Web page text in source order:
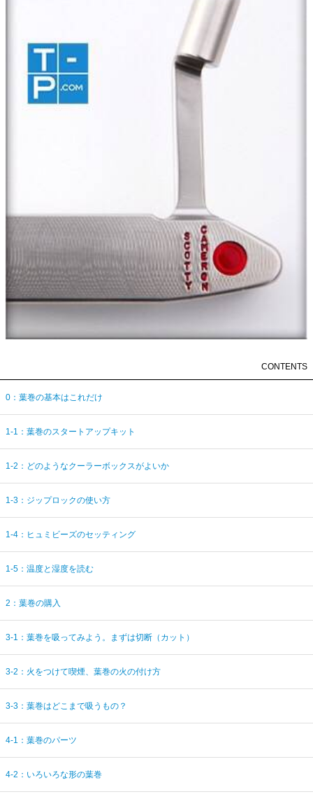
CONTENTS
0：葉巻の基本はこれだけ
1-1：葉巻のスタートアップキット
1-2：どのようなクーラーボックスがよいか
1-3：ジップロックの使い方
1-4：ヒュミビーズのセッティング
1-5：温度と湿度を読む
2：葉巻の購入
3-1：葉巻を吸ってみよう。まずは切断（カット）
3-2：火をつけて喫煙、葉巻の火の付け方
3-3：葉巻はどこまで吸うもの？
4-1：葉巻のパーツ
4-2：いろいろな形の葉巻